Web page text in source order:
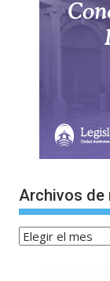
Archivos de
Archivos